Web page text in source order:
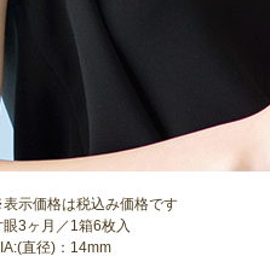
示価格は税込み価格です
眼3ヶ月／1箱6枚入
直径)：14mm